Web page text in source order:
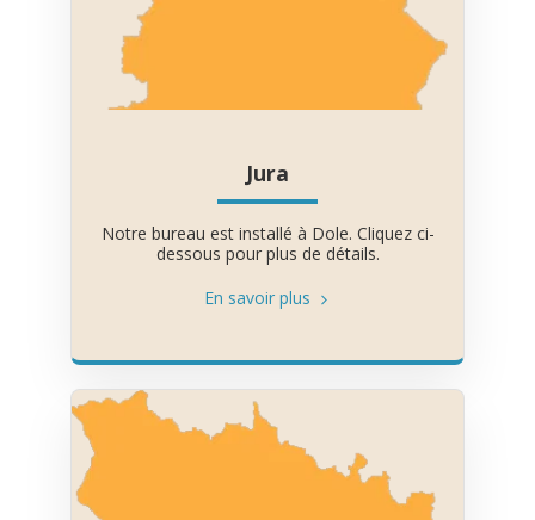
Jura
Notre bureau est installé à Dole. Cliquez ci-
dessous pour plus de détails.
En savoir plus